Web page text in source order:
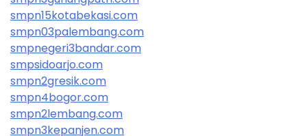
smpn15kotabekasi.com
smpn03palembang.com
smpnegeri3bandar.com
smpsidoarjo.com
smpn2gresik.com
smpn4bogor.com
smpn2lembang.com
smpn3kepanjen.com